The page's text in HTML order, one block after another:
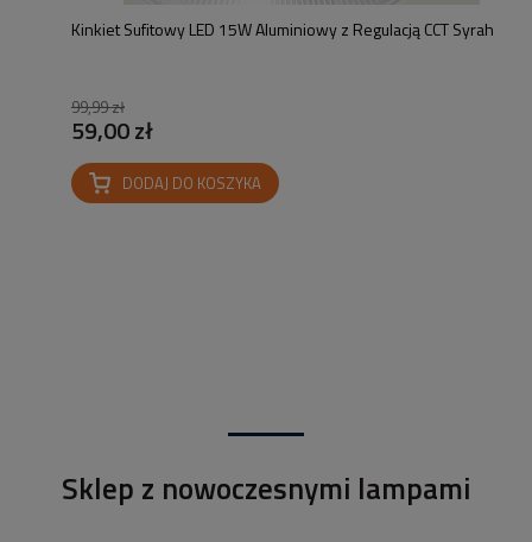
Kinkiet Sufitowy LED 15W Aluminiowy z Regulacją CCT Syrah
99,99 zł
59,00 zł
DODAJ DO KOSZYKA
Sklep z nowoczesnymi lampami